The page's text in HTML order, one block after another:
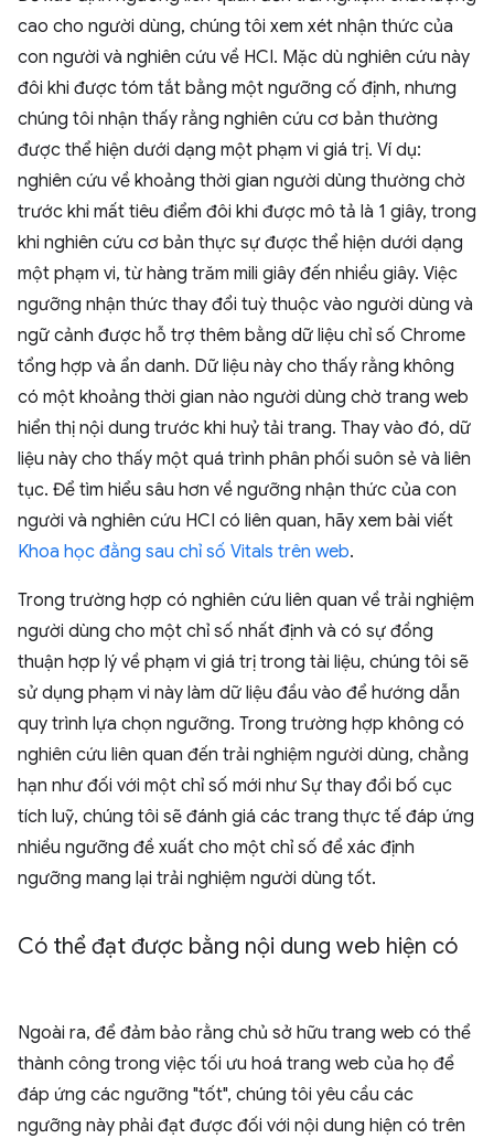
cao cho người dùng, chúng tôi xem xét nhận thức của
con người và nghiên cứu về HCI. Mặc dù nghiên cứu này
đôi khi được tóm tắt bằng một ngưỡng cố định, nhưng
chúng tôi nhận thấy rằng nghiên cứu cơ bản thường
được thể hiện dưới dạng một phạm vi giá trị. Ví dụ:
nghiên cứu về khoảng thời gian người dùng thường chờ
trước khi mất tiêu điểm đôi khi được mô tả là 1 giây, trong
khi nghiên cứu cơ bản thực sự được thể hiện dưới dạng
một phạm vi, từ hàng trăm mili giây đến nhiều giây. Việc
ngưỡng nhận thức thay đổi tuỳ thuộc vào người dùng và
ngữ cảnh được hỗ trợ thêm bằng dữ liệu chỉ số Chrome
tổng hợp và ẩn danh. Dữ liệu này cho thấy rằng không
có một khoảng thời gian nào người dùng chờ trang web
hiển thị nội dung trước khi huỷ tải trang. Thay vào đó, dữ
liệu này cho thấy một quá trình phân phối suôn sẻ và liên
tục. Để tìm hiểu sâu hơn về ngưỡng nhận thức của con
người và nghiên cứu HCI có liên quan, hãy xem bài viết
Khoa học đằng sau chỉ số Vitals trên web.
Trong trường hợp có nghiên cứu liên quan về trải nghiệm
người dùng cho một chỉ số nhất định và có sự đồng
thuận hợp lý về phạm vi giá trị trong tài liệu, chúng tôi sẽ
sử dụng phạm vi này làm dữ liệu đầu vào để hướng dẫn
quy trình lựa chọn ngưỡng. Trong trường hợp không có
nghiên cứu liên quan đến trải nghiệm người dùng, chẳng
hạn như đối với một chỉ số mới như Sự thay đổi bố cục
tích luỹ, chúng tôi sẽ đánh giá các trang thực tế đáp ứng
nhiều ngưỡng đề xuất cho một chỉ số để xác định
ngưỡng mang lại trải nghiệm người dùng tốt.
Có thể đạt được bằng nội dung web hiện có
Ngoài ra, để đảm bảo rằng chủ sở hữu trang web có thể
thành công trong việc tối ưu hoá trang web của họ để
đáp ứng các ngưỡng "tốt", chúng tôi yêu cầu các
ngưỡng này phải đạt được đối với nội dung hiện có trên